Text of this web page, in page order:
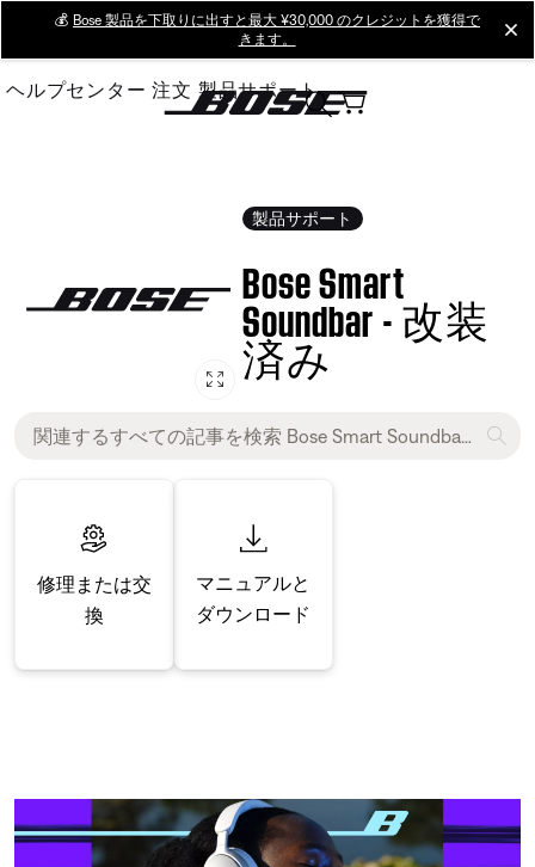
Main
💰 Bose 製品を下取りに出すと最大 ¥30,000 のクレジットを獲得で
きます。
ヘルプセンター 注文 製品サポート
製品サポート
Bose Smart
Soundbar - 改装
済み
修理または交
換
マニュアルと
ダウンロード